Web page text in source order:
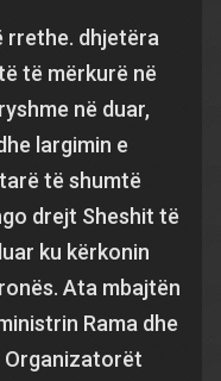
rrethe. dhjetëra
të mërkurë në
në duar,
largimin e
të shumtë
drejt Sheshit të
ku kërkonin
Ata mbajtën
Rama dhe
Organizatorët